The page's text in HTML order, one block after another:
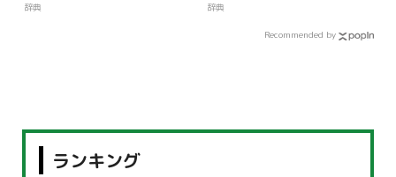
辞典 辞典
Recommended by
ランキング